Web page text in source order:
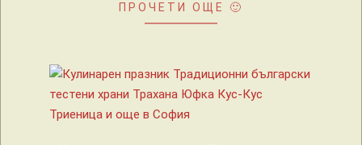
ПРОЧЕТИ ОЩЕ 🙂